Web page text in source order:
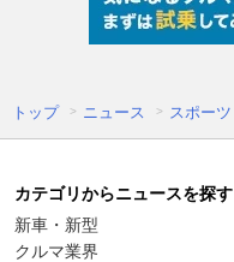
トップ ニュース スポーツ
カテゴリからニュースを探す
新車・新型
クルマ業界